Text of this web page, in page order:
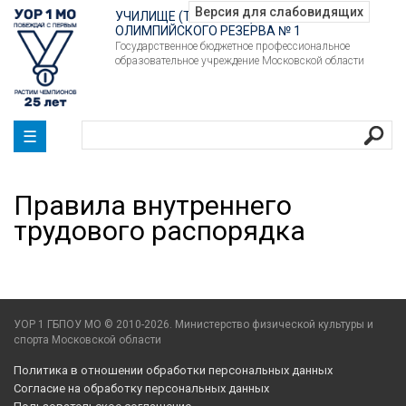
УЧИЛИЩЕ (ТЕХНИКУМ)
ОЛИМПИЙСКОГО РЕЗЕРВА № 1
Государственное бюджетное профессиональное
образовательное учреждение Московской области
☰
Правила внутреннего
трудового распорядка
УОР 1 ГБПОУ МО © 2010-2026. Министерство физической культуры и
спорта Московской области
Политика в отношении обработки персональных данных
Согласие на обработку персональных данных